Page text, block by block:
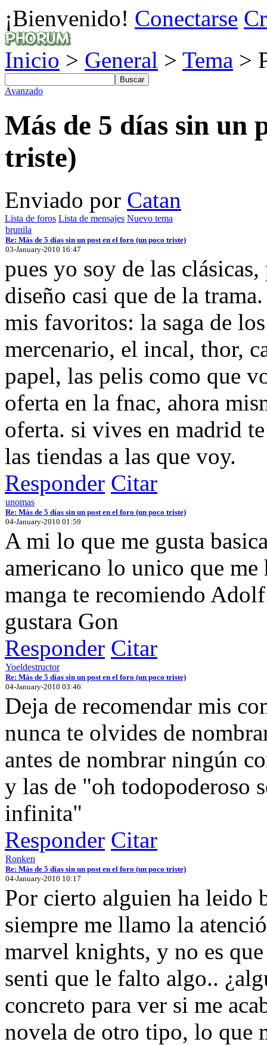
¡Bienvenido! Conectarse
Inicio > General > Tema >
Avanzado
Más de 5 días sin un
triste)
Enviado por Catan
Lista de foros Lista de mensajes Nuevo tema
brunila
Re: Más de 5 días sin un post en el foro (un poco triste)
03-January-2010 16:47
pues yo soy de las
diseño casi que de la trama.
mis favoritos: la saga de
mercenario, el incal, thor,
papel, las pelis como que
oferta en la fnac, ahora
oferta. si vives en madrid
las tiendas a las que voy.
Responder Citar
unomas
Re: Más de 5 días sin un post en el foro (un poco triste)
04-January-2010 01:59
A mi lo que me gusta
americano lo unico que
manga te recomiendo
gustara Gon
Responder Citar
Yoeldestructor
Re: Más de 5 días sin un post en el foro (un poco triste)
04-January-2010 03:46
Deja de recomendar mis
nunca te olvides de
antes de nombrar ningún
y las de "oh todopoderoso
infinita"
Responder Citar
Ronken
Re: Más de 5 días sin un post en el foro (un poco triste)
04-January-2010 10:17
Por cierto alguien ha leido
siempre me llamo la
marvel knights, y no es
senti que le falto algo..
concreto para ver si me
novela de otro tipo, lo que